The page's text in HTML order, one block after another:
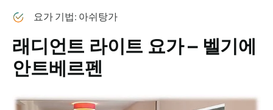
요가 기법: 아쉬탕가
래디언트 라이트 요가 – 벨기에
안트베르펜